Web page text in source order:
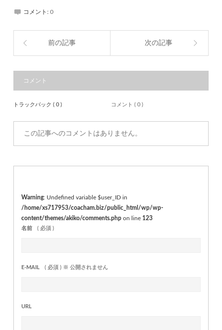
コメント:0
前の記事 次の記事
コメント
トラックバック ( 0 ) コメント ( 0 )
この記事へのコメントはありません。
Warning : Undefined variable $user_ID in
/home/xs717953/coacham.biz/public_html/wp/wp-
content/themes/akiko/comments.php on line 123
名前 ( 必須 )
E-MAIL ( 必須 ) ※ 公開されません
URL